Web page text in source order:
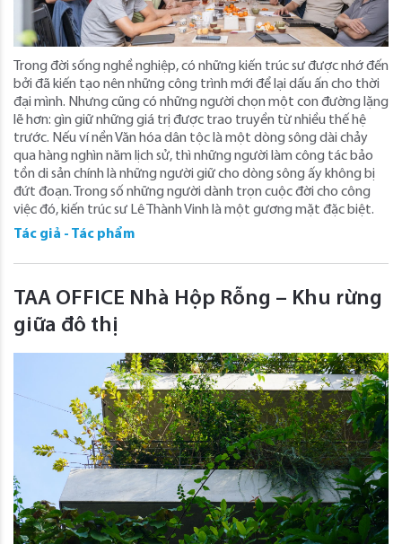
Trong đời sống nghề nghiệp, có những kiến trúc sư được nhớ đến
bởi đã kiến tạo nên những công trình mới để lại dấu ấn cho thời
đại mình. Nhưng cũng có những người chọn một con đường lặng
lẽ hơn: gìn giữ những giá trị được trao truyền từ nhiều thế hệ
trước. Nếu ví nền Văn hóa dân tộc là một dòng sông dài chảy
qua hàng nghìn năm lịch sử, thì những người làm công tác bảo
tồn di sản chính là những người giữ cho dòng sông ấy không bị
đứt đoạn. Trong số những người dành trọn cuộc đời cho công
việc đó, kiến trúc sư Lê Thành Vinh là một gương mặt đặc biệt.
Tác giả - Tác phẩm
TAA OFFICE Nhà Hộp Rỗng – Khu rừng
giữa đô thị